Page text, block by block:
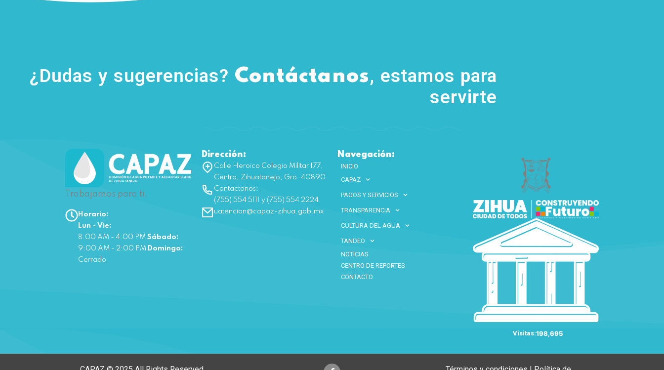
¿Dudas y sugerencias? Contáctanos, estamos para
servirte
Trabajamos para ti.
Horario:
Lun - Vie:
8:00 AM - 4:00 PM Sábado:
9:00 AM - 2:00 PM Domingo:
Cerrado
Dirección:
Calle Heroico Colegio Militar 177,
Centro, Zihuatanejo, Gro. 40890
Contactanos:
(755) 554 5111 y (755) 554 2224
uatencion@capaz-zihua.gob.mx
Navegación:
INICIO
CAPAZ
PAGOS Y SERVICIOS
TRANSPARENCIA
CULTURA DEL AGUA
TANDEO
NOTICIAS
CENTRO DE REPORTES
CONTACTO
Visitas:198,695